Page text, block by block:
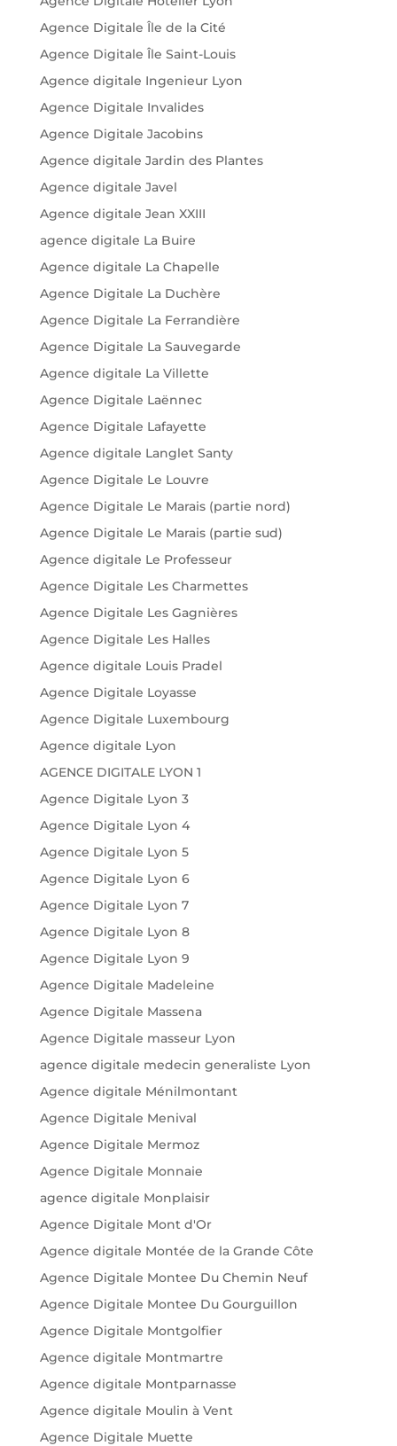
Agence Digitale Île de la Cité
Agence Digitale Île Saint-Louis
Agence digitale Ingenieur Lyon
Agence Digitale Invalides
Agence Digitale Jacobins
Agence digitale Jardin des Plantes
Agence digitale Javel
Agence digitale Jean XXIII
agence digitale La Buire
Agence digitale La Chapelle
Agence Digitale La Duchère
Agence Digitale La Ferrandière
Agence Digitale La Sauvegarde
Agence digitale La Villette
Agence Digitale Laënnec
Agence Digitale Lafayette
Agence digitale Langlet Santy
Agence Digitale Le Louvre
Agence Digitale Le Marais (partie nord)
Agence Digitale Le Marais (partie sud)
Agence digitale Le Professeur
Agence Digitale Les Charmettes
Agence Digitale Les Gagnières
Agence Digitale Les Halles
Agence digitale Louis Pradel
Agence Digitale Loyasse
Agence Digitale Luxembourg
Agence digitale Lyon
AGENCE DIGITALE LYON 1
Agence Digitale Lyon 3
Agence Digitale Lyon 4
Agence Digitale Lyon 5
Agence Digitale Lyon 6
Agence Digitale Lyon 7
Agence Digitale Lyon 8
Agence Digitale Lyon 9
Agence Digitale Madeleine
Agence Digitale Massena
Agence Digitale masseur Lyon
agence digitale medecin generaliste Lyon
Agence digitale Ménilmontant
Agence Digitale Menival
Agence Digitale Mermoz
Agence Digitale Monnaie
agence digitale Monplaisir
Agence Digitale Mont d'Or
Agence digitale Montée de la Grande Côte
Agence Digitale Montee Du Chemin Neuf
Agence Digitale Montee Du Gourguillon
Agence Digitale Montgolfier
Agence digitale Montmartre
Agence digitale Montparnasse
Agence digitale Moulin à Vent
Agence Digitale Muette